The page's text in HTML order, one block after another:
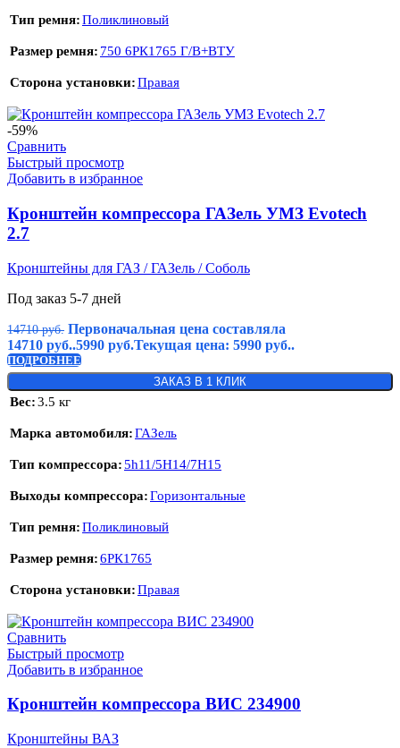
Тип ремня Поликлиновый
Размер ремня 750 6РК1765 Г/В+ВТУ
Сторона установки Правая
-59%
Сравнить
Быстрый просмотр
Добавить в избранное
Кронштейн компрессора ГАЗель УМЗ Evotech
2.7
Кронштейны для ГАЗ / ГАЗель / Соболь
Под заказ 5-7 дней
14710руб. Первоначальная цена составляла
14710 руб..5990 руб.Текущая цена: 5990 руб..
ПОДРОБНЕЕ
ЗАКАЗ В 1 КЛИК
Вес 3.5 кг
Марка автомобиля ГАЗель
Тип компрессора 5h11/5H14/7H15
Выходы компрессора Горизонтальные
Тип ремня Поликлиновый
Размер ремня 6РК1765
Сторона установки Правая
Сравнить
Быстрый просмотр
Добавить в избранное
Кронштейн компрессора ВИС 234900
Кронштейны ВАЗ